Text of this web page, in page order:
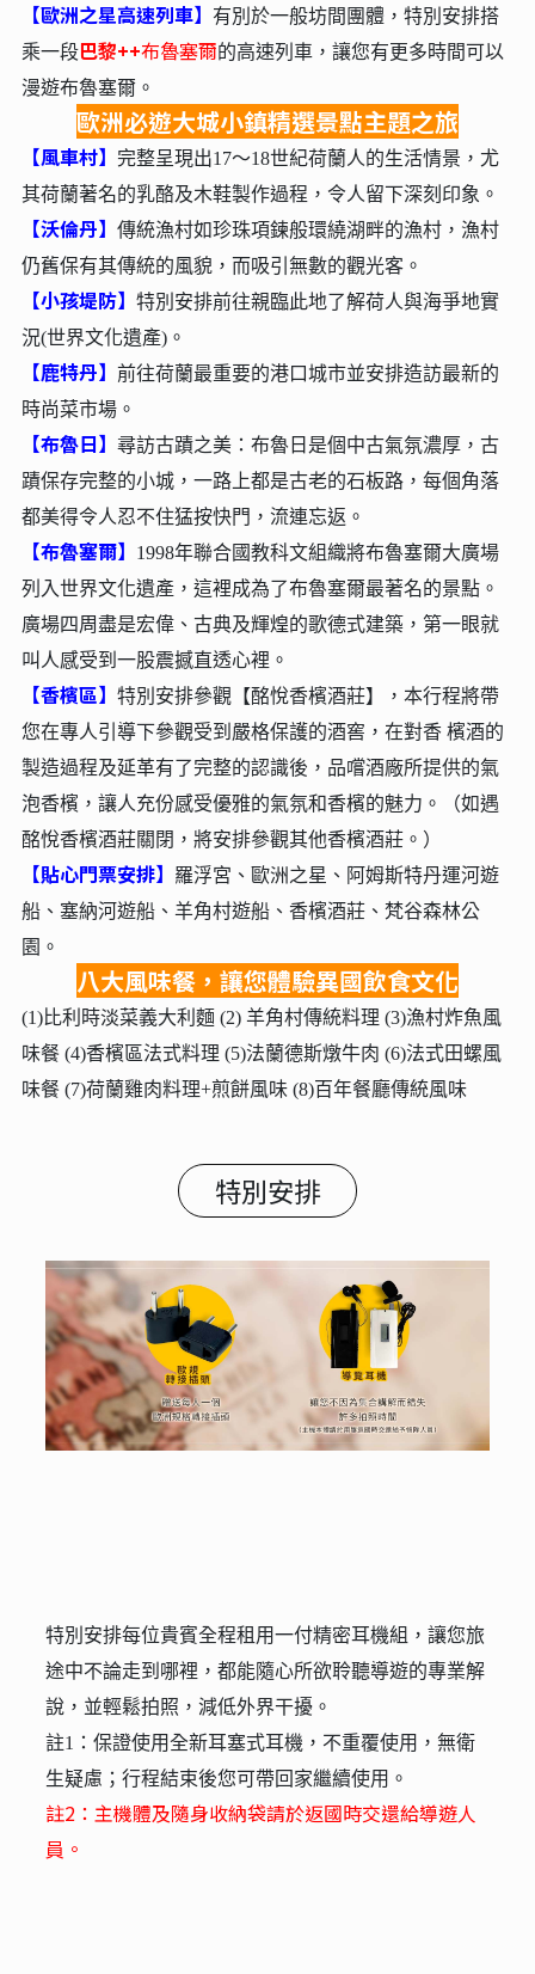
【歐洲之星高速列車】
有別於一般坊間團體，特別安排搭
乘一段巴黎++布魯塞爾的高速列車，讓您有更多時間可以
漫遊布魯塞爾。
歐洲必遊大城小鎮精選景點主題之旅
【風車村】 完整呈現出17～18世紀荷蘭人的生活情景，尤
其荷蘭著名的乳酪及木鞋製作過程，令人留下深刻印象。
【沃倫丹】 傳統漁村如珍珠項鍊般環繞湖畔的漁村，漁村
仍舊保有其傳統的風貌，而吸引無數的觀光客。
【小孩堤防】 特別安排前往親臨此地了解荷人與海爭地實
況(世界文化遺產)。
【鹿特丹】 前往荷蘭最重要的港口城市並安排造訪最新的
時尚菜市場。
【布魯日】 尋訪古蹟之美：布魯日是個中古氣氛濃厚，古
蹟保存完整的小城，一路上都是古老的石板路，每個角落
都美得令人忍不住猛按快門，流連忘返。
【布魯塞爾】
1998年聯合國教科文組織將布魯塞爾大廣場
列入世界文化遺產，這裡成為了布魯塞爾最著名的景點。
廣場四周盡是宏偉、古典及輝煌的歌德式建築，第一眼就
叫人感受到一股震撼直透心裡。
【香檳區】 特別安排參觀【酩悅香檳酒莊】，本行程將帶
您在專人引導下參觀受到嚴格保護的酒窖，在對香 檳酒的
製造過程及延革有了完整的認識後，品嚐酒廠所提供的氣
泡香檳，讓人充份感受優雅的氣氛和香檳的魅力。（如遇
酩悅香檳酒莊關閉，將安排參觀其他香檳酒莊。）
【貼心門票安排】
羅浮宮、歐洲之星、阿姆斯特丹運河遊
船、塞納河遊船、羊角村遊船、香檳酒莊、梵谷森林公
園。
八大風味餐，讓您體驗異國飲食文化
(1)比利時淡菜義大利麵 (2) 羊角村傳統料理 (3)漁村炸魚風
味餐 (4)香檳區法式料理 (5)法蘭德斯燉牛肉 (6)法式田螺風
味餐 (7)荷蘭雞肉料理+煎餅風味 (8)百年餐廳傳統風味
特別安排
特別安排每位貴賓全程租用一付精密耳機組，讓您旅
途中不論走到哪裡，都能隨心所欲聆聽導遊的專業解
說，並輕鬆拍照，減低外界干擾。
註1：保證使用全新耳塞式耳機，不重覆使用，無衛
生疑慮；行程結束後您可帶回家繼續使用。
註2：主機體及隨身收納袋請於返國時交還給導遊人
員。